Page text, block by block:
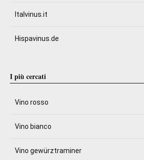
Italvinus.it
Hispavinus.de
I più cercati
Vino rosso
Vino bianco
Vino gewürztraminer